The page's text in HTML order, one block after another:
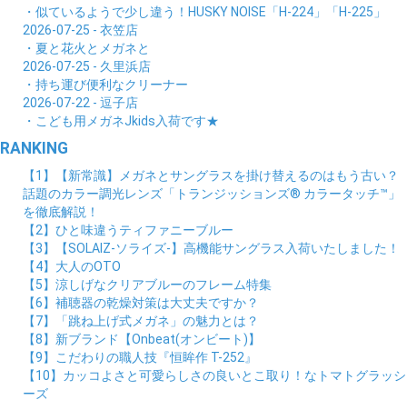
・似ているようで少し違う！HUSKY NOISE「H-224」「H-225」
2026-07-25 - 衣笠店
・夏と花火とメガネと
2026-07-25 - 久里浜店
・持ち運び便利なクリーナー
2026-07-22 - 逗子店
・こども用メガネJkids入荷です★
RANKING
【1】【新常識】メガネとサングラスを掛け替えるのはもう古い？
話題のカラー調光レンズ「トランジッションズ® カラータッチ™」
を徹底解説！
【2】ひと味違うティファニーブルー
【3】【SOLAIZ-ソライズ-】高機能サングラス入荷いたしました！
【4】大人のOTO
【5】涼しげなクリアブルーのフレーム特集
【6】補聴器の乾燥対策は大丈夫ですか？
【7】「跳ね上げ式メガネ」の魅力とは？
【8】新ブランド【Onbeat(オンビート)】
【9】こだわりの職人技『恒眸作 T-252』
【10】カッコよさと可愛らしさの良いとこ取り！なトマトグラッシ
ーズ